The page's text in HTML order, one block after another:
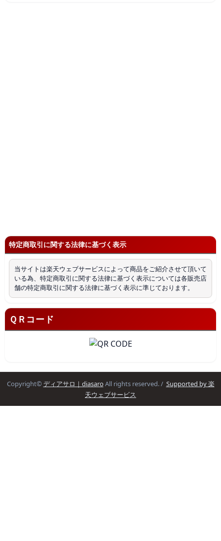
特定商取引に関する法律に基づく表示
当サイトは楽天ウェブサービスによって商品をご紹介させて頂いて
いる為、特定商取引に関する法律に基づく表示については各販売店
舗の特定商取引に関する法律に基づく表示に準じております。
ＱＲコード
Copyright© ディアサロ｜diasaroAll rights reserved. / Supported by 楽
天ウェブサービス